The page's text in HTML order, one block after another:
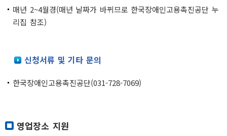
매년 2~4월경(매년 날짜가 바뀌므로 한국장애인고용촉진공단 누
리집 참조)
신청서류 및 기타 문의
한국장애인고용촉진공단(031-728-7069)
영업장소 지원